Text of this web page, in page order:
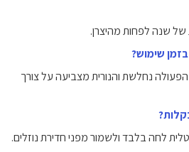
של שנה לפחות מהיצרן.
שימוש?
נחלשת והנורית מצביעה על צורך
לחה בלבד ולשמור מפני חדירת נוזלים.